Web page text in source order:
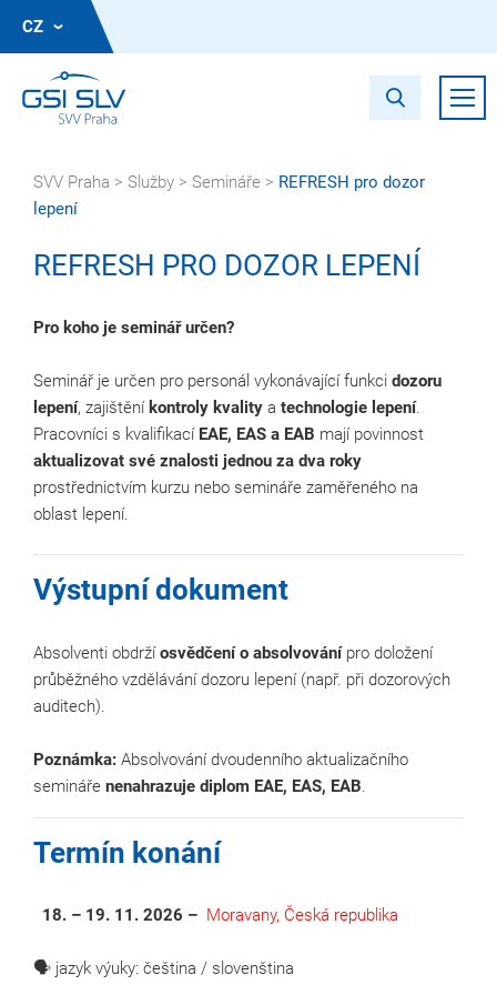
CZ
SVV Praha > Služby > Semináře > REFRESH pro dozor
lepení
REFRESH PRO DOZOR LEPENÍ
Pro koho je seminář určen?
Seminář je určen pro personál vykonávající funkci dozoru
lepení, zajištění kontroly kvality a technologie lepení.
Pracovníci s kvalifikací EAE, EAS a EAB mají povinnost
aktualizovat své znalosti jednou za dva roky
prostřednictvím kurzu nebo semináře zaměřeného na
oblast lepení.
Výstupní dokument
Absolventi obdržíosvědčení o absolvovánípro doložení
průběžného vzdělávání dozoru lepení (např. při dozorových
auditech).
Poznámka: Absolvování dvoudenního aktualizačního
semináře nenahrazuje diplom EAE, EAS, EAB
Termín konání
1 8. – 19. 11. 2026 – Moravany, Česká republika
🗣 jazyk výuky: čeština / slovenština